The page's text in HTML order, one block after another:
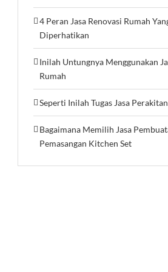
4 Peran Jasa Renovasi Rumah
Diperhatikan
Inilah Untungnya Menggunakan
Rumah
Seperti Inilah Tugas Jasa
Bagaimana Memilih Jasa
Pemasangan Kitchen Set